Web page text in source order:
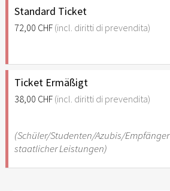
Standard Ticket
72,00 CHF (incl. diritti di prevendita)
Ticket Ermäßigt
38,00 CHF (incl. diritti di prevendita)
(Schüler/Studenten/Azubis/Empfänger
staatlicher Leistungen)